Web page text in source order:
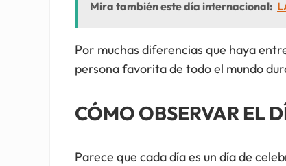
Mira también este día internacional:
Por muchas diferencias que haya
persona favorita de todo el mundo
CÓMO OBSERVAR EL
Parece que cada día es un día de